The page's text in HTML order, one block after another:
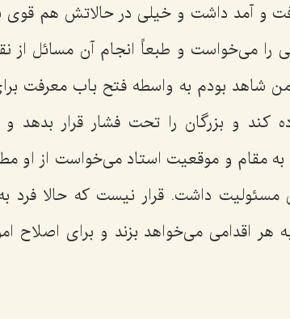
و آمد داشت و خیلی در حالاتش هم
را می‌خواست و طبعاً انجام آن مسائل از
شاهد بودم به واسطه فتح باب معرفت
کند و بزرگان را تحت فشار قرار بدهد
مقام و موقعیت استاد می‌خواست از او
داشت. قرار نیست که حالا فرد
اقدامی می‌خواهد بزند و برای اصلاح